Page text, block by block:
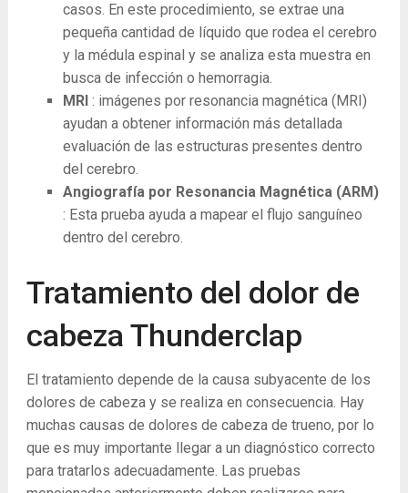
casos. En este procedimiento, se extrae una
pequeña cantidad de líquido que rodea el cerebro
y la médula espinal y se analiza esta muestra en
busca de infección o hemorragia.
MRI : imágenes por resonancia magnética (MRI)
ayudan a obtener información más detallada
evaluación de las estructuras presentes dentro
del cerebro.
Angiografía por Resonancia Magnética (ARM)
: Esta prueba ayuda a mapear el flujo sanguíneo
dentro del cerebro.
Tratamiento del dolor de
cabeza Thunderclap
El tratamiento depende de la causa subyacente de los
dolores de cabeza y se realiza en consecuencia. Hay
muchas causas de dolores de cabeza de trueno, por lo
que es muy importante llegar a un diagnóstico correcto
para tratarlos adecuadamente. Las pruebas